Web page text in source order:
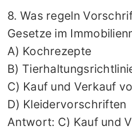
8. Was regeln
Gesetze im
A) Kochrezepte
B)
C) Kauf und Verkauf
D) Kleidervorschriften
Antwort: C) Kauf und